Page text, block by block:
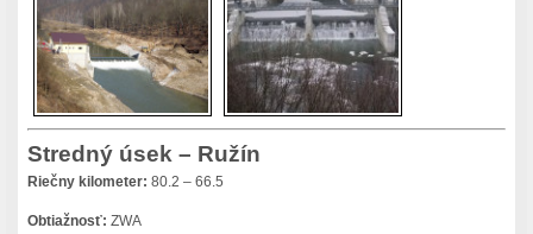
Stredný úsek – Ružín
Riečny kilometer: 80.2 – 66.5
Obtiažnosť: ZWA